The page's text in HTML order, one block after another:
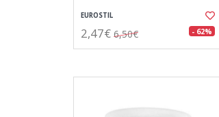
EUROSTIL
2,47€ 6,50€ - 62%